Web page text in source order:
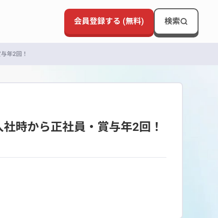
会員登録する (無料) 検索
年2回！
時から正社員・賞与年2回！